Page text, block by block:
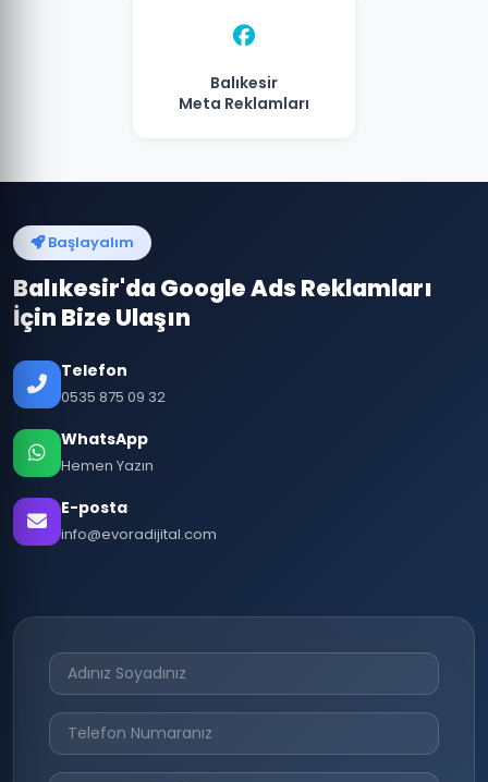
Balıkesir
Meta Reklamları
Başlayalım
Balıkesir'da Google Ads Reklamları
İçin Bize Ulaşın
Telefon
0535 875 09 32
WhatsApp
Hemen Yazın
E-posta
info@evoradijital.com